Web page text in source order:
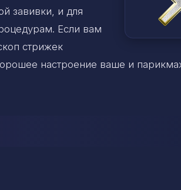
завивки, и для
Если вам
стрижек
настроение ваше и